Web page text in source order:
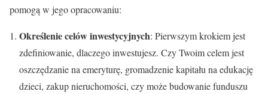
pomogą w jego opracowaniu:
Określenie celów inwestycyjnych: Pierwszym krokiem jest
zdefiniowanie, dlaczego inwestujesz. Czy Twoim celem jest
oszczędzanie na emeryturę, gromadzenie kapitału na edukację
dzieci, zakup nieruchomości, czy może budowanie funduszu